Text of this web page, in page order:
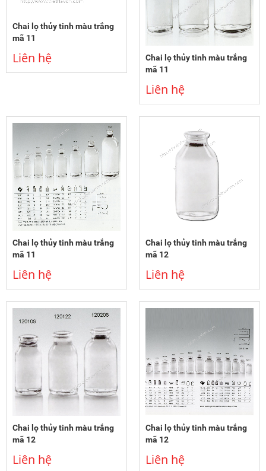
Chai lọ thủy tinh màu trắng
mã 11
Liên hệ
Chai lọ thủy tinh màu trắng
mã 11
Liên hệ
Chai lọ thủy tinh màu trắng
mã 11
Liên hệ
Chai lọ thủy tinh màu trắng
mã 12
Liên hệ
Chai lọ thủy tinh màu trắng
mã 12
Liên hệ
Chai lọ thủy tinh màu trắng
mã 12
Liên hệ